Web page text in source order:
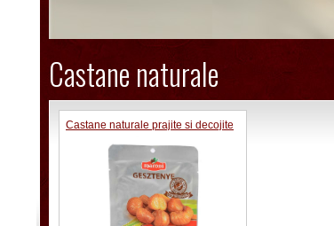
Castane naturale
Castane naturale prajite si decojite